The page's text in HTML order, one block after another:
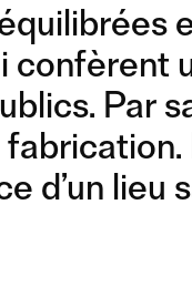
confèrent
Par
d’un lieu